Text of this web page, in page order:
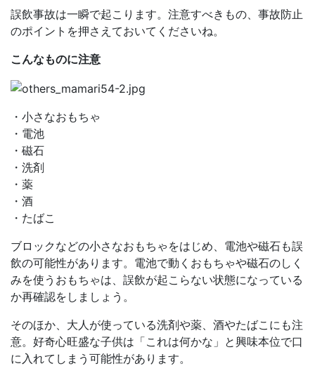
誤飲事故は一瞬で起こります。注意すべきもの、事故防止
のポイントを押さえておいてくださいね。
こんなものに注意
・小さなおもちゃ
・電池
・磁石
・洗剤
・薬
・酒
・たばこ
ブロックなどの小さなおもちゃをはじめ、電池や磁石も誤
飲の可能性があります。電池で動くおもちゃや磁石のしく
みを使うおもちゃは、誤飲が起こらない状態になっている
か再確認をしましょう。
そのほか、大人が使っている洗剤や薬、酒やたばこにも注
意。好奇心旺盛な子供は「これは何かな」と興味本位で口
に入れてしまう可能性があります。